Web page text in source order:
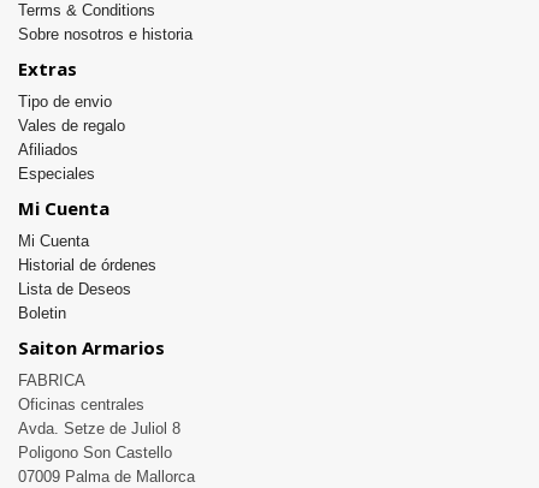
Terms & Conditions
Sobre nosotros e historia
Extras
Tipo de envio
Vales de regalo
Afiliados
Especiales
Mi Cuenta
Mi Cuenta
Historial de órdenes
Lista de Deseos
Boletin
Saiton Armarios
FABRICA
Oficinas centrales
Avda. Setze de Juliol 8
Poligono Son Castello
07009 Palma de Mallorca